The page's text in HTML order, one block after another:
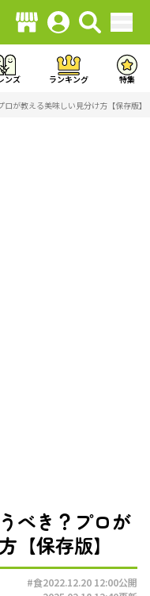
ンズ ランキング 特集
が教える美味しい見分け方【保存版】
べき？プロが
【保存版】
#食2022.12.20 12:00公開